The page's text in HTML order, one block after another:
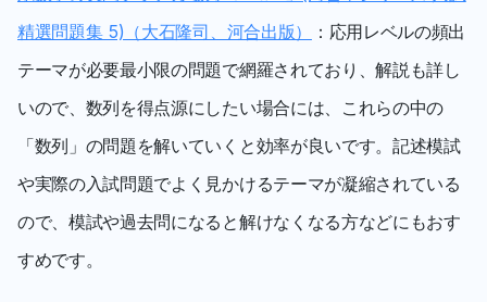
精選問題集 5)（大石隆司、河合出版）
：応用レベルの頻出
テーマが必要最小限の問題で網羅されており、解説も詳し
いので、数列を得点源にしたい場合には、これらの中の
「数列」の問題を解いていくと効率が良いです。記述模試
や実際の入試問題でよく見かけるテーマが凝縮されている
ので、模試や過去問になると解けなくなる方などにもおす
すめです。